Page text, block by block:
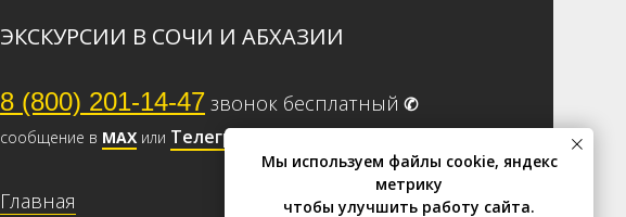
ЭКСКУРСИИ В СОЧИ И АБХАЗИИ
8 (800) 201-14-47 звонок бесплатный ✆
сообщение в МАХ или Телеграм
Главная
Мы используем файлы cookie, яндекс
метрику
чтобы улучшить работу сайта.